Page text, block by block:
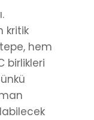
kritik
hem
birlikleri